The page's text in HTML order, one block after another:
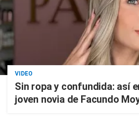
VIDEO
Sin ropa y confundida: así
joven novia de Facundo